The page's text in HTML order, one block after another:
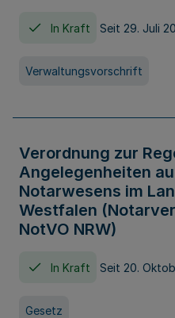
In Kraft Seit 29. Juli
Verwaltungsvorschrift
Verordnung zur
Angelegenheiten
Notarwesens im
Westfalen
NotVO NRW)
In Kraft Seit 20.
Gesetz